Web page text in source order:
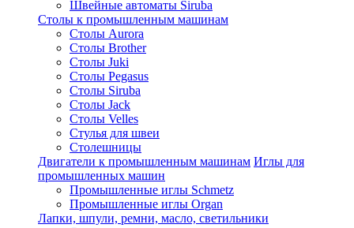
Швейные автоматы Siruba
Столы к промышленным машинам
Столы Aurora
Столы Brother
Столы Juki
Столы Pegasus
Столы Siruba
Столы Jack
Столы Velles
Стулья для швеи
Столешницы
Двигатели к промышленным машинам Иглы для
промышленных машин
Промышленные иглы Schmetz
Промышленные иглы Organ
Лапки, шпули, ремни, масло, светильники